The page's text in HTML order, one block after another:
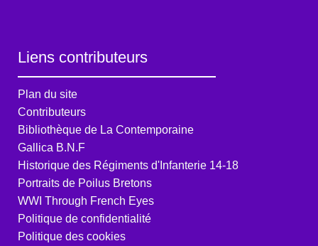
Liens contributeurs
Plan du site
Contributeurs
Bibliothèque de La Contemporaine
Gallica B.N.F
Historique des Régiments d'Infanterie 14-18
Portraits de Poilus Bretons
WWI Through French Eyes
Politique de confidentialité
Politique des cookies